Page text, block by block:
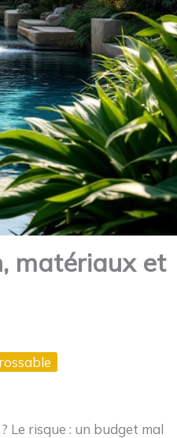
matériaux et
Le risque : un budget mal